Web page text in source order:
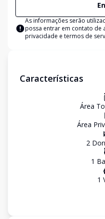
As informações serão
possa entrar em contato de
privacidade e termos de
Características
Área
Área
2
1
1